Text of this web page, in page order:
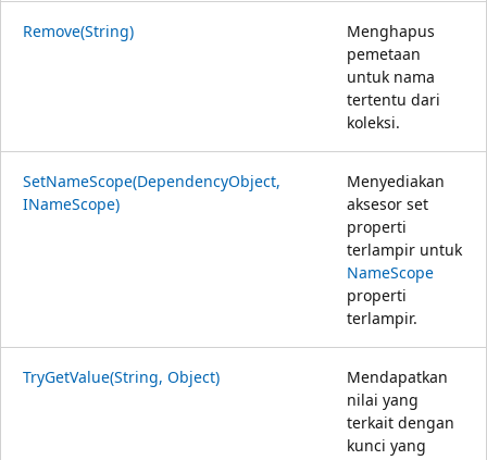
Remove(String)
Menghapus
pemetaan
untuk nama
tertentu dari
koleksi.
SetNameScope(DependencyObject,
INameScope)
Menyediakan
aksesor set
properti
terlampir untuk
NameScope
properti
terlampir.
TryGetValue(String, Object)
Mendapatkan
nilai yang
terkait dengan
kunci yang